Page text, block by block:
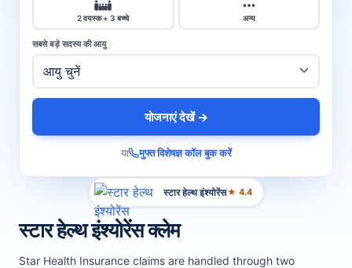
स्टार हेल्थ इंश्योरेंस★ 4.4
स्टार हेल्थ इंश्योरेंस क्लेम
Star Health Insurance claims are handled through two
2 वयस्क + 3 बच्चे अन्य
सबसे बड़े सदस्य की आयु
योजनाएं देखें →
या मुफ्त विशेषज्ञ कॉल बुक करें